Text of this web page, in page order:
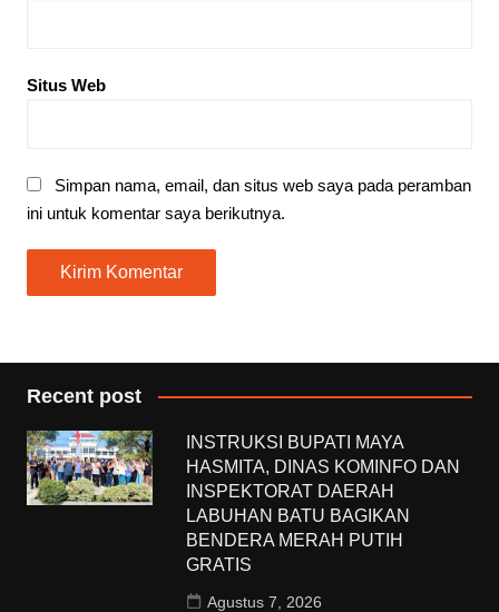
Situs Web
Simpan nama, email, dan situs web saya pada peramban
ini untuk komentar saya berikutnya.
Recent post
INSTRUKSI BUPATI MAYA
HASMITA, DINAS KOMINFO DAN
INSPEKTORAT DAERAH
LABUHAN BATU BAGIKAN
BENDERA MERAH PUTIH
GRATIS
Agustus 7, 2026